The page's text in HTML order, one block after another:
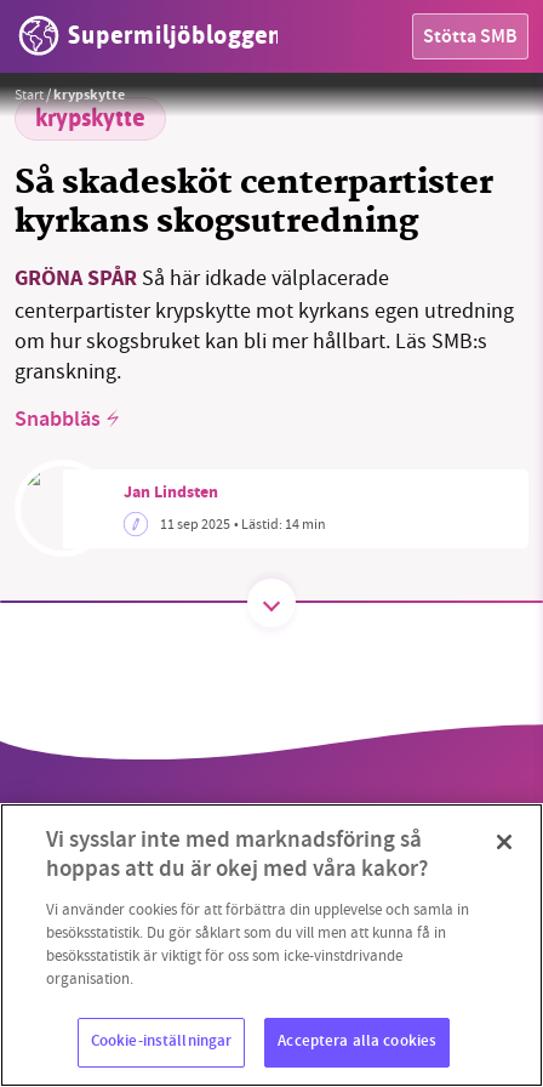
Supermiljöbloggen Stötta SMB
OMRÅDEN
MILJÖFAKTA
OM OSS
Sök Sparade inlägg Tipsa oss
Start/krypskytte
krypskytte
Så skadesköt centerpartister
kyrkans skogsutredning
GRÖNA SPÅR Så här idkade välplacerade
centerpartister krypskytte mot kyrkans egen utredning
om hur skogsbruket kan bli mer hållbart. Läs SMB:s
granskning.
Snabbläs
Jan Lindsten
11 sep 2025• Lästid: 14 min
Var kommer kyrkan att hamna med sin skogsförvaltning? Om några veckor vet vi mer.
Foto:
Copyright 2023 © Supermiljöbloggen Cookieinställningar
nyhetsbevakning och granskningar. Nu vill vi
utveckla vårt arbete – och vi hoppas att du
vill hjälpa oss.
Stötta vårt arbete genom att swisha en slant till
1231368703
Läs vad vi vill göra
Vi sysslar inte med marknadsföring så
hoppas att du är okej med våra kakor?
Vi använder cookies för att förbättra din upplevelse och samla in
besöksstatistik. Du gör såklart som du vill men att kunna få in
besöksstatistik är viktigt för oss som icke-vinstdrivande
organisation.
Cookie-inställningar Acceptera alla cookies